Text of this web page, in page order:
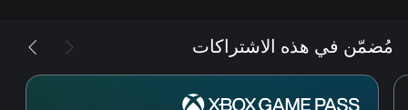
مُضمّن في هذه الاشتراكات